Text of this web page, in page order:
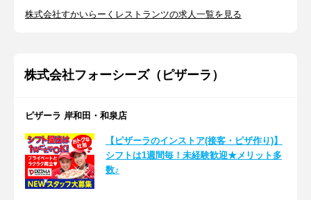
株式会社すかいらーくレストランツの求人一覧を見る
株式会社フォーシーズ（ピザーラ）
ピザーラ 岸和田・和泉店
【ピザーラのインストア(接客・ピザ作り)】
シフトは1週間毎！未経験歓迎★メリット多
数♪